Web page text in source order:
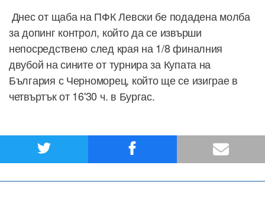
Днес от щаба на ПФК Левски бе подадена молба
за допинг контрол, който да се извърши
непосредствено след края на 1/8 финалния
двубой на сините от турнира за Купата на
България с Черноморец, който ще се изиграе в
четвъртък от 16'30 ч. в Бургас.